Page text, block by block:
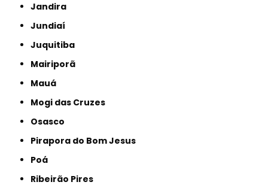
Jandira
Jundiaí
Juquitiba
Mairiporã
Mauá
Mogi das Cruzes
Osasco
Pirapora do Bom Jesus
Poá
Ribeirão Pires